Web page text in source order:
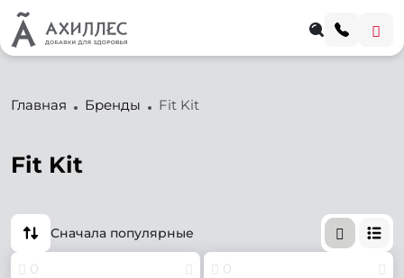
Главная Бренды Fit Kit
Fit Kit
Сначала популярные
0 0